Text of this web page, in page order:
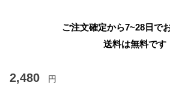
ご注文確定から7~28日で
送料は無料です
2,480 円